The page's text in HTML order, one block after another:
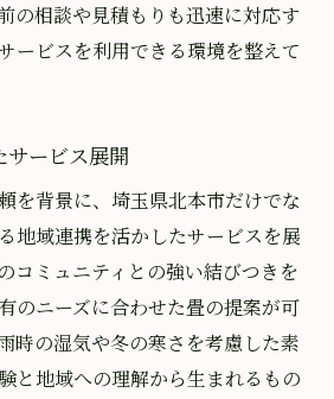
の相談や見積もりも迅速に対応す
ービスを利用できる環境を整えて
ービス展開
を背景に、埼玉県北本市だけでな
地域連携を活かしたサービスを展
コミュニティとの強い結びつきを
のニーズに合わせた畳の提案が可
時の湿気や冬の寒さを考慮した素
と地域への理解から生まれるもの